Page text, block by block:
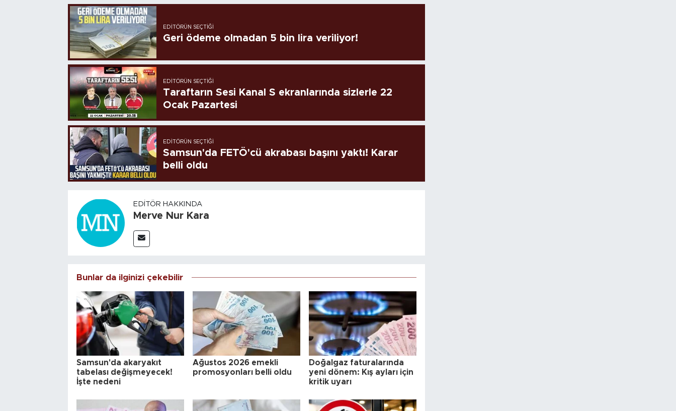
EDITÖRÜN SEÇTIĞI
Geri ödeme olmadan 5 bin lira veriliyor!
EDITÖRÜN SEÇTIĞI
Taraftarın Sesi Kanal S ekranlarında sizlerle 22
Ocak Pazartesi
EDITÖRÜN SEÇTIĞI
Samsun'da FETÖ'cü akrabası başını yaktı! Karar
belli oldu
EDITÖR HAKKINDA
Merve Nur Kara
Bunlar da ilginizi çekebilir
Samsun'da akaryakıt
tabelası değişmeyecek!
İşte nedeni
Ağustos 2026 emekli
promosyonları belli oldu
Doğalgaz faturalarında
yeni dönem: Kış ayları için
kritik uyarı